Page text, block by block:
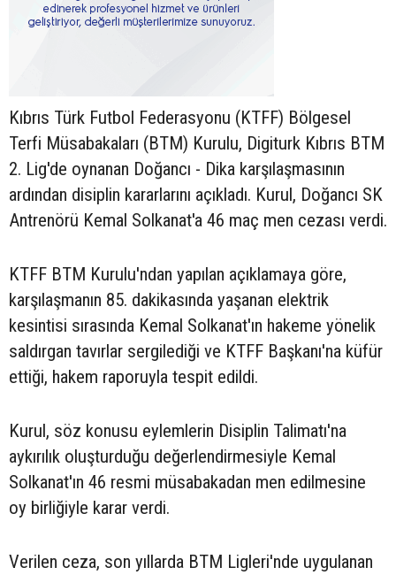
Kıbrıs Türk Futbol Federasyonu (KTFF) Bölgesel
Terfi Müsabakaları (BTM) Kurulu, Digiturk Kıbrıs BTM
2. Lig'de oynanan Doğancı - Dika karşılaşmasının
ardından disiplin kararlarını açıkladı. Kurul, Doğancı SK
Antrenörü Kemal Solkanat'a 46 maç men cezası verdi.
KTFF BTM Kurulu'ndan yapılan açıklamaya göre,
karşılaşmanın 85. dakikasında yaşanan elektrik
kesintisi sırasında Kemal Solkanat'ın hakeme yönelik
saldırgan tavırlar sergilediği ve KTFF Başkanı'na küfür
ettiği, hakem raporuyla tespit edildi.
Kurul, söz konusu eylemlerin Disiplin Talimatı'na
aykırılık oluşturduğu değerlendirmesiyle Kemal
Solkanat'ın 46 resmi müsabakadan men edilmesine
oy birliğiyle karar verdi.
Verilen ceza, son yıllarda BTM Ligleri'nde uygulanan